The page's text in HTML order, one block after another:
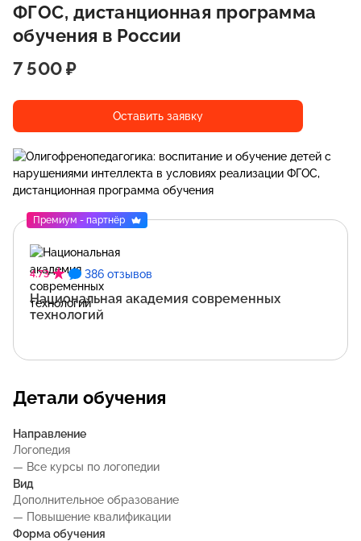
ФГОС, дистанционная программа
обучения в России
7 500 ₽
Оставить заявку
4.73 386 отзывов
Национальная академия современных
технологий
Премиум - партнёр
Детали обучения
Направление
Логопедия
— Все курсы по логопедии
Вид
Дополнительное образование
— Повышение квалификации
Форма обучения